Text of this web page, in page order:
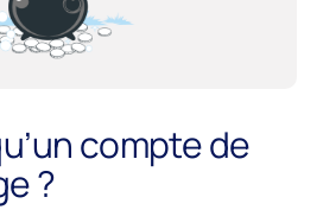
compte de
?